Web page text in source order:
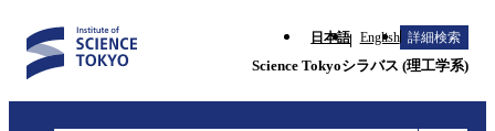
日本語 English 詳細検索
Science Tokyoシラバス (理工学系)